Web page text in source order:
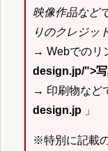
映像作品など
りのクレジッ
→ Webでの
design.jp/">
→ 印刷物など
design.jp 」
※特別に記載